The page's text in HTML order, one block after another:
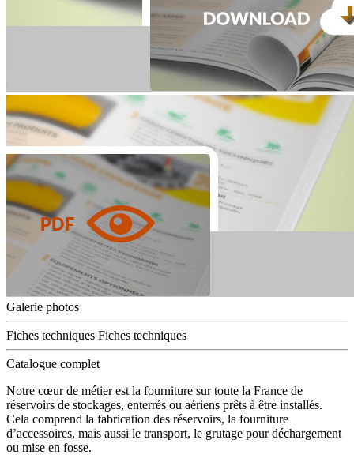
Galerie photos
Fiches techniques Fiches techniques
Catalogue complet
Notre cœur de métier est la fourniture sur toute la France de
réservoirs de stockages, enterrés ou aériens prêts à être installés.
Cela comprend la fabrication des réservoirs, la fourniture
d’accessoires, mais aussi le transport, le grutage pour déchargement
ou mise en fosse.